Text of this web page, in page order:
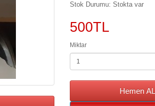
Stok Durumu: Stokta var
500TL
Miktar
Hemen